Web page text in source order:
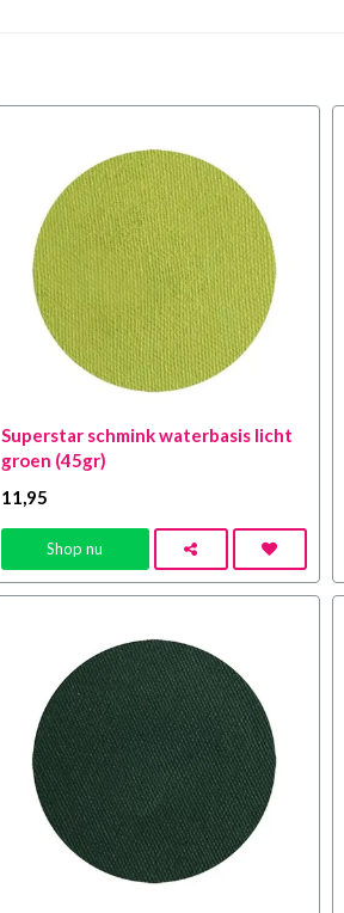
Superstar schmink waterbasis licht
groen (45gr)
11,95
Shop nu